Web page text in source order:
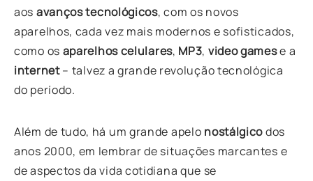
aos avanços tecnológicos, com os novos
aparelhos, cada vez mais modernos e sofisticados,
como os aparelhos celulares, MP3, video gamese a
internet– talvez a grande revolução tecnológica
do período.
Além de tudo, há um grande apelo nostálgicodos
anos 2000, em lembrar de situações marcantes e
de aspectos da vida cotidiana que se